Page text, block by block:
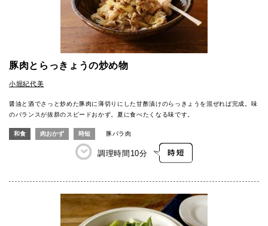
豚肉とらっきょうの炒め物
小堀紀代美
醤油と酒でさっと炒めた豚肉に薄切りにした甘酢漬けのらっきょうを混ぜれば完成。味
のバランスが抜群のスピードおかず。夏に食べたくなる味です。
和食 肉おかず 時短 豚バラ肉
調理時間 10分